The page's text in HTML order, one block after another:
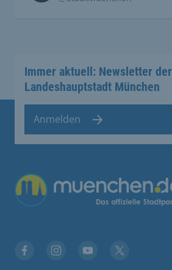
Immer aktuell: Newsletter der
Landeshauptstadt München
Anmelden
Übergreifende Links